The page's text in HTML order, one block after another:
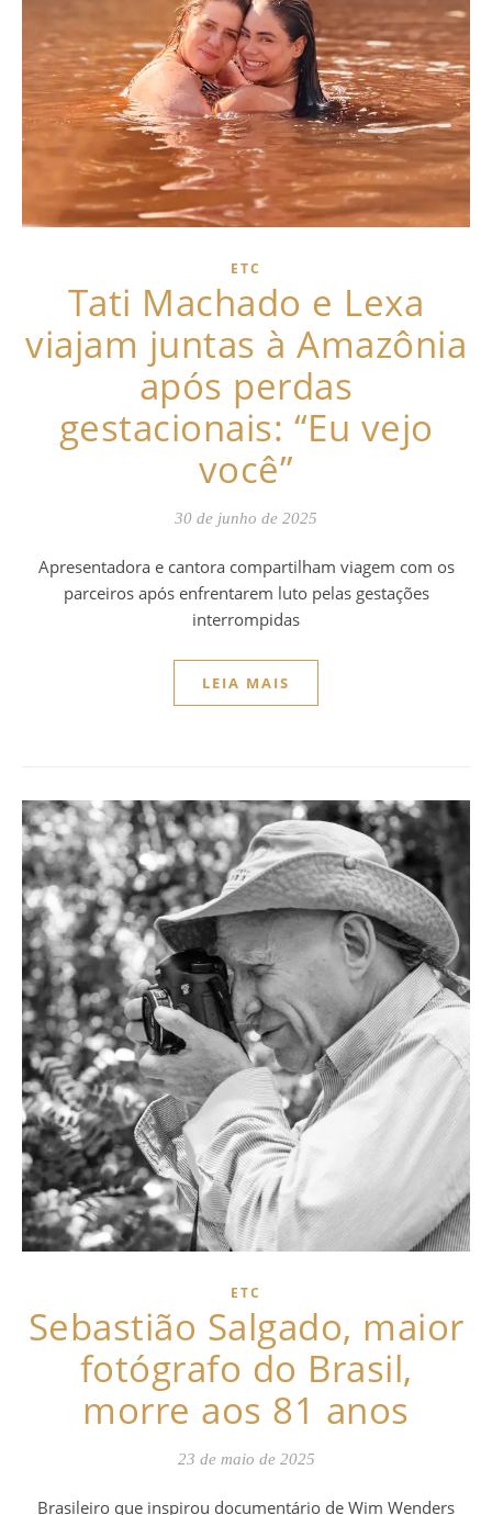
ETC
Tati Machado e Lexa
viajam juntas à Amazônia
após perdas
gestacionais: “Eu vejo
você”
30 de junho de 2025
Apresentadora e cantora compartilham viagem com os
parceiros após enfrentarem luto pelas gestações
interrompidas
LEIA MAIS
ETC
Sebastião Salgado, maior
fotógrafo do Brasil,
morre aos 81 anos
23 de maio de 2025
Brasileiro que inspirou documentário de Wim Wenders